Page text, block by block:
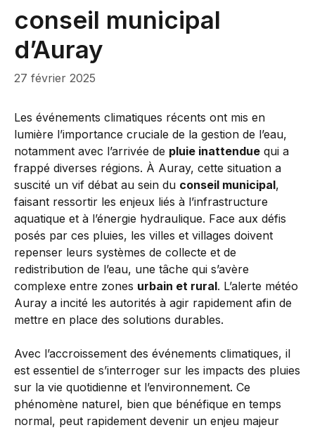
conseil municipal
d’Auray
27 février 2025
Les événements climatiques récents ont mis en
lumière l’importance cruciale de la gestion de l’eau,
notamment avec l’arrivée de pluie inattendue qui a
frappé diverses régions. À Auray, cette situation a
suscité un vif débat au sein du conseil municipal,
faisant ressortir les enjeux liés à l’infrastructure
aquatique et à l’énergie hydraulique. Face aux défis
posés par ces pluies, les villes et villages doivent
repenser leurs systèmes de collecte et de
redistribution de l’eau, une tâche qui s’avère
complexe entre zones urbain et rural. L’alerte météo
Auray a incité les autorités à agir rapidement afin de
mettre en place des solutions durables.
Avec l’accroissement des événements climatiques, il
est essentiel de s’interroger sur les impacts des pluies
sur la vie quotidienne et l’environnement. Ce
phénomène naturel, bien que bénéfique en temps
normal, peut rapidement devenir un enjeu majeur